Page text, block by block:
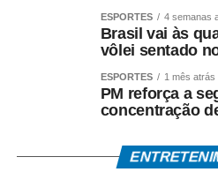
ESPORTES 4 semanas
Brasil vai às
vôlei sentado
ESPORTES 1 mês atrás
PM reforça a
concentração